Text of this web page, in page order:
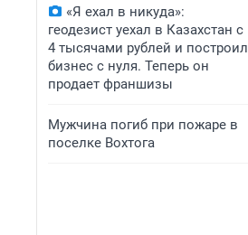
«Я ехал в никуда»:
геодезист уехал в Казахстан с
4 тысячами рублей и построил
бизнес с нуля. Теперь он
продает франшизы
Мужчина погиб при пожаре в
поселке Вохтога